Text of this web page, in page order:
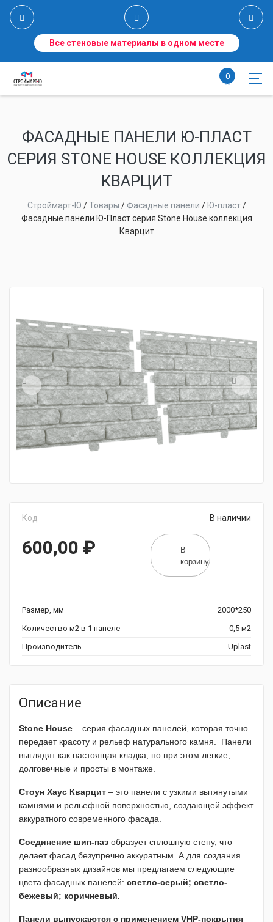
Все стеновые материалы в одном месте
0
ФАСАДНЫЕ ПАНЕЛИ Ю-ПЛАСТ
СЕРИЯ STONE HOUSE КОЛЛЕКЦИЯ
КВАРЦИТ
Строймарт-Ю /Товары / Фасадные панели / Ю-пласт/
Фасадные панели Ю-Пласт серия Stone House коллекция
Кварцит
Код В наличии
600,00 ₽
В
корзину
Размер, мм
2000*250
Количество м2 в 1 панеле
0,5 м2
Производитель
Uplast
Описание
Stone House – серия фасадных панелей, которая точно
передает красоту и рельеф натурального камня. Панели
выглядят как настоящая кладка, но при этом легкие,
долговечные и просты в монтаже.
Стоун Хаус Кварцит – это панели с узкими вытянутыми
камнями и рельефной поверхностью, создающей эффект
аккуратного современного фасада.
Соединение шип-паз образует сплошную стену, что
делает фасад безупречно аккуратным. А для создания
разнообразных дизайнов мы предлагаем следующие
цвета фасадных панелей: светло-серый; светло-
бежевый; коричневый.
Панели выпускаются с применением VHP-покрытия –